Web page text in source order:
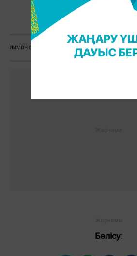
ЛИМОН СУ ЛИМОН ҚОСЫЛҒАН СУ ЖЫЛЫ СУ ІШУ
Бөлісу: